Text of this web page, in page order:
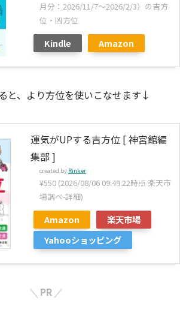
月分：2026/11/7～2026/2/3）の吉方
位・凶方位
Kindle Amazon
と、より方位を使いこなせます↓
運気がUPする吉方位 [ 神宮館編
集部 ]
created by Rinker
¥550 (2026/08/06 09:49:22時点 楽天市
場調べ-詳細)
Amazon
楽天市場
Yahooショッピング
PR